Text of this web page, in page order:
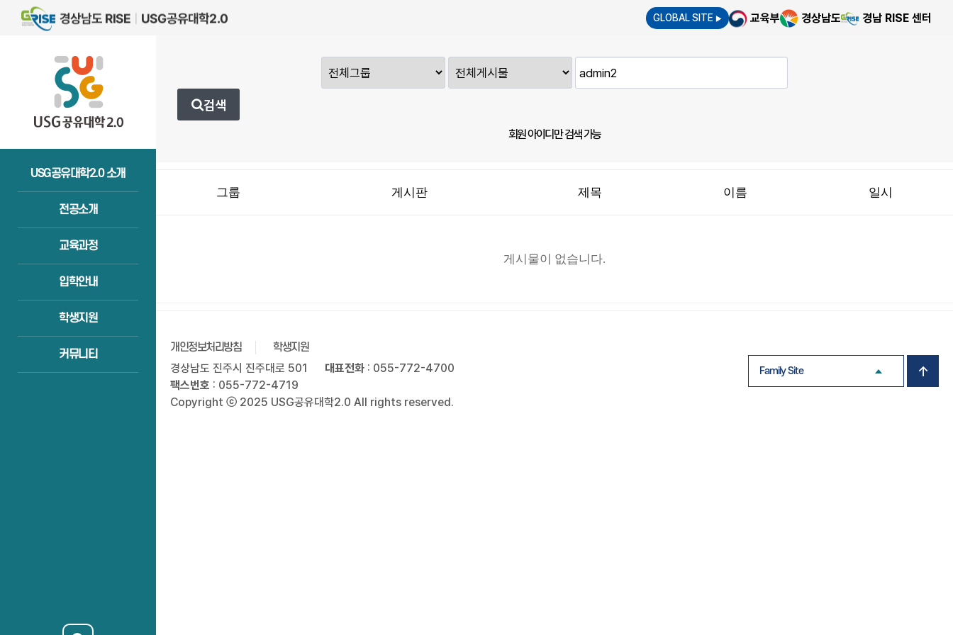
GLOBAL SITE ▶ 교육부 경상남도 경남 RISE 센터
USG공유대학2.0 소개
전공소개
교육과정
입학안내
학생지원
커뮤니티
검색
회원 아이디만 검색 가능
그룹 게시판 제목 이름 일시
게시물이 없습니다.
개인정보처리방침 학생지원
경상남도 진주시 진주대로 501 대표전화 : 055-772-4700
팩스번호 : 055-772-4719
Copyright ⓒ 2025 USG공유대학2.0 All rights reserved.
Family Site